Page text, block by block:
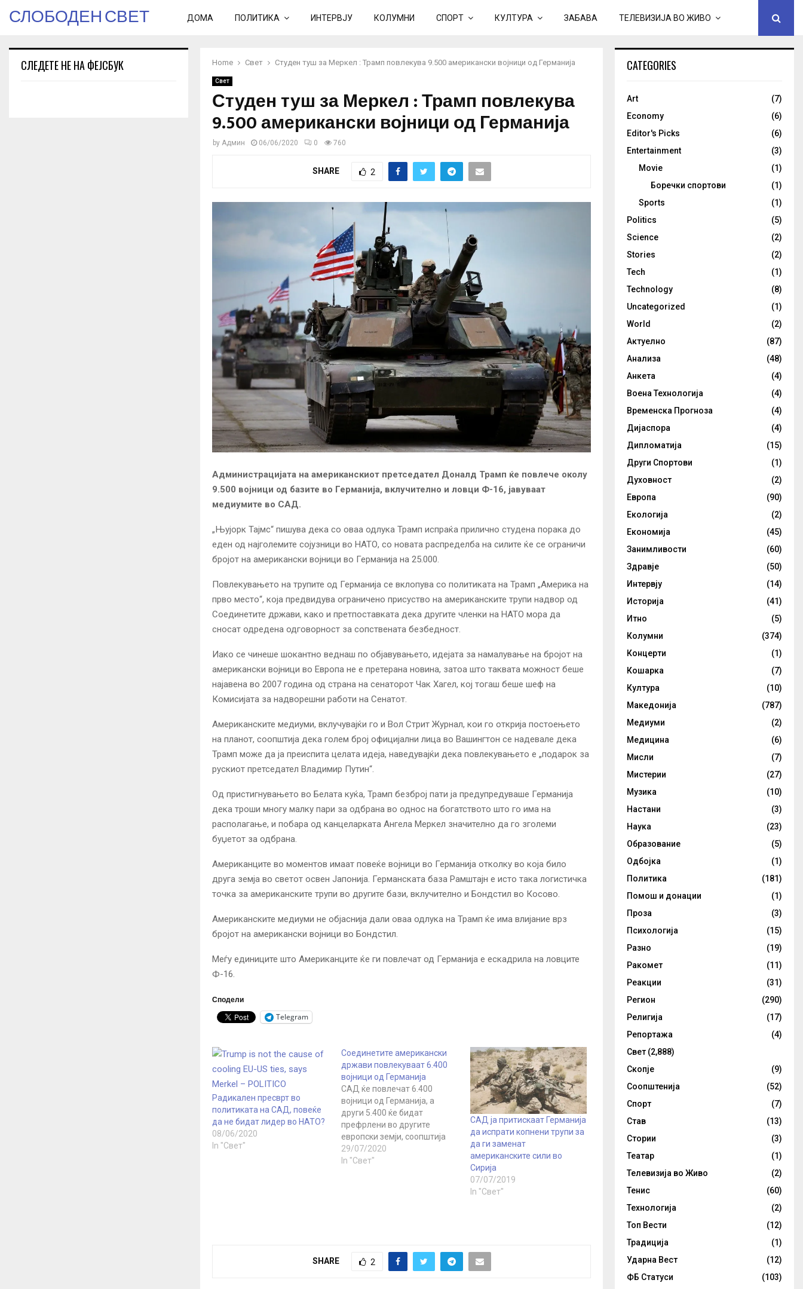
СЛОБОДЕН СВЕТ ДОМА ПОЛИТИКА ИНТЕРВЈУ КОЛУМНИ СПОРТ КУЛТУРА ЗАБАВА ТЕЛЕВИЗИЈА ВО ЖИВО
Home Свет Студен туш за Меркел : Трамп повлекува 9.500 американски војници од Германија
Свет
Студен туш за Меркел : Трамп повлекува
9.500 американски војници од Германија
by Админ 06/06/2020 0 760
SHARE 2
Администрацијата на американскиот претседател Доналд Трамп ќе повлече околу
9.500 војници од базите во Германија, вклучително и ловци Ф-16, јавуваат
медиумите во САД.
„Њујорк Тајмс“ пишува дека со оваа одлука Трамп испраќа прилично студена порака до
еден од најголемите сојузници во НАТО, со новата распределба на силите ќе се ограничи
бројот на американски војници во Германија на 25.000.
Повлекувањето на трупите од Германија се вклопува со политиката на Трамп „Америка на
прво место“, која предвидува ограничено присуство на американските трупи надвор од
Соединетите држави, како и претпоставката дека другите членки на НАТО мора да
сносат одредена одговорност за сопствената безбедност.
Иако се чинеше шокантно веднаш по објавувањето, идејата за намалување на бројот на
американски војници во Европа не е претерана новина, затоа што таквата можност беше
најавена во 2007 година од страна на сенаторот Чак Хагел, кој тогаш беше шеф на
Комисијата за надворешни работи на Сенатот.
Американските медиуми, вклучувајќи го и Вол Стрит Журнал, кои го открија постоењето
на планот, соопштија дека голем број официјални лица во Вашингтон се надевале дека
Трамп може да ја преиспита целата идеја, наведувајќи дека повлекувањето е „подарок за
рускиот претседател Владимир Путин“.
Од пристигнувањето во Белата куќа, Трамп безброј пати ја предупредуваше Германија
дека троши многу малку пари за одбрана во однос на богатството што го има на
располагање, и побара од канцеларката Ангела Меркел значително да го зголеми
буџетот за одбрана.
Американците во моментов имаат повеќе војници во Германија отколку во која било
друга земја во светот освен Јапонија. Германската база Рамштајн е исто така логистичка
точка за американските трупи во другите бази, вклучително и Бондстил во Косово.
Американските медиуми не објаснија дали оваа одлука на Трамп ќе има влијание врз
бројот на американски војници во Бондстил.
Меѓу единиците што Американците ќе ги повлечат од Германија е ескадрила на ловците
Ф-16.
Сподели
Telegram
Радикален пресврт во
политиката на САД, повеќе
да не бидат лидер во НАТО?
08/06/2020
In "Свет"
Соединетите американски
држави повлекуваат 6.400
војници од Германија
САД ќе повлечат 6.400
војници од Германија, а
други 5.400 ќе бидат
префрлени во другите
европски земји, соопштија
денеска американските
безбедносни претставници.
воздушните и копнените…
29/07/2020
In "Свет"
САД ја притискаат Германија
да испрати копнени трупи за
да ги заменат
американските сили во
Сирија
07/07/2019
In "Свет"
SHARE 2
СЛЕДЕТЕ НЕ НА ФЕЈСБУК CATEGORIES
Art
(7)
Economy
(6)
Editor's Picks
(6)
Entertainment
(3)
Movie
(1)
Боречки спортови
(1)
Sports
(1)
Politics
(5)
Science
(2)
Stories
(2)
Tech
(1)
Technology
(8)
Uncategorized
(1)
World
(2)
Актуелно
(87)
Анализа
(48)
Анкета
(4)
Воена Технологија
(4)
Временска Прогноза
(4)
Дијаспора
(4)
Дипломатија
(15)
Други Спортови
(1)
Духовност
(2)
Европа
(90)
Екологија
(2)
Економија
(45)
Занимливости
(60)
Здравје
(50)
Интервју
(14)
Историја
(41)
Итно
(5)
Колумни
(374)
Концерти
(1)
Кошарка
(7)
Култура
(10)
Македонија
(787)
Медиуми
(2)
Медицина
(6)
Мисли
(7)
Мистерии
(27)
Музика
(10)
Настани
(3)
Наука
(23)
Образование
(5)
Одбојка
(1)
Политика
(181)
Помош и донации
(1)
Проза
(3)
Психологија
(15)
Разно
(19)
Ракомет
(11)
Реакции
(31)
Регион
(290)
Религија
(17)
Репортажа
(4)
Свет (2,888)
Скопје
(9)
Соопштенија
(52)
Спорт
(7)
Став
(13)
Стории
(3)
Театар
(1)
Телевизија во Живо
(2)
Тенис
(60)
Технологија
(2)
Топ Вести
(12)
Традиција
(1)
Ударна Вест
(12)
ФБ Статуси
(103)